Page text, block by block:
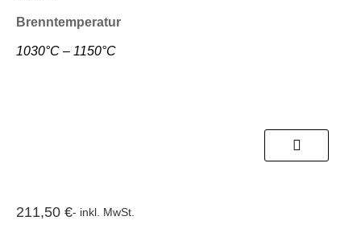
Brenntemperatur
1030°C – 1150°C
211,50 €- inkl. MwSt.